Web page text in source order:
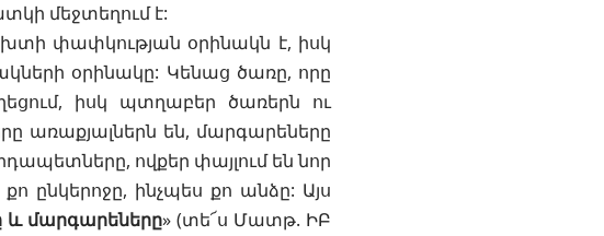
մեջտեղում է:
փափկության օրինակն է, իսկ
օրինակը: Կենաց ծառը, որը
իսկ պտղաբեր ծառերն ու
առաքյալներն են, մարգարեները
ովքեր փայլում են նոր
ընկերոջը, ինչպես քո անձը: Այս
և մարգարեները» (տե՜ս Մատթ. ԻԲ